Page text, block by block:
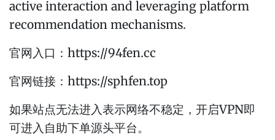
active interaction and leveraging platform
recommendation mechanisms.
官网入口：https://94fen.cc
官网链接：https://sphfen.top
如果站点无法进入表示网络不稳定，开启VPN即
可进入自助下单源头平台。